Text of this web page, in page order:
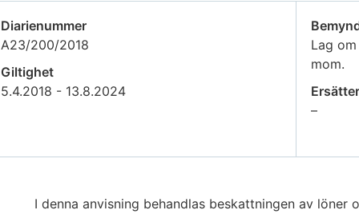
Diarienummer
A23/200/2018
Giltighet
5.4.2018 - 13.8.2024
Lag
mom.
–
I denna anvisning behandlas beskattningen av löner